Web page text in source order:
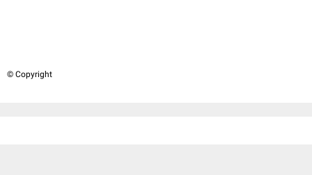
© Copyright